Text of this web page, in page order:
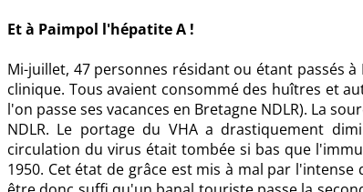
Et à Paimpol l'hépatite A !
Mi-juillet, 47 personnes résidant ou étant passés
clinique. Tous avaient consommé des huîtres et
l'on passe ses vacances en Bretagne NDLR). La
NDLR. Le portage du VHA a drastiquement
circulation du virus était tombée si bas que
1950. Cet état de grâce est mis à mal par